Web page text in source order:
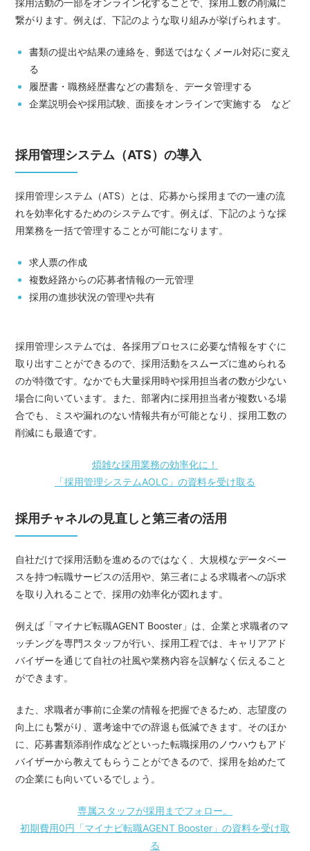
採用活動の一部をオンライン化することで、採用工数の削減に
繋がります。例えば、下記のような取り組みが挙げられます。
書類の提出や結果の連絡を、郵送ではなくメール対応に変え
る
履歴書・職務経歴書などの書類を、データ管理する
企業説明会や採用試験、面接をオンラインで実施する など
採用管理システム（ATS）の導入
採用管理システム（ATS）とは、応募から採用までの一連の流
れを効率化するためのシステムです。例えば、下記のような採
用業務を一括で管理することが可能になります。
求人票の作成
複数経路からの応募者情報の一元管理
採用の進捗状況の管理や共有
採用管理システムでは、各採用プロセスに必要な情報をすぐに
取り出すことができるので、採用活動をスムーズに進められる
のが特徴です。なかでも大量採用時や採用担当者の数が少ない
場合に向いています。また、部署内に採用担当者が複数いる場
合でも、ミスや漏れのない情報共有が可能となり、採用工数の
削減にも最適です。
煩雑な採用業務の効率化に！
「採用管理システムAOLC」の資料を受け取る
採用チャネルの見直しと第三者の活用
自社だけで採用活動を進めるのではなく、大規模なデータベー
スを持つ転職サービスの活用や、第三者による求職者への訴求
を取り入れることで、採用の効率化が図れます。
例えば「マイナビ転職AGENT Booster」は、企業と求職者のマ
ッチングを専門スタッフが行い、採用工程では、キャリアアド
バイザーを通じて自社の社風や業務内容を誤解なく伝えること
ができます。
また、求職者が事前に企業の情報を把握できるため、志望度の
向上にも繋がり、選考途中での辞退も低減できます。そのほか
に、応募書類添削作成などといった転職採用のノウハウもアド
バイザーから教えてもらうことができるので、採用を始めたて
の企業にも向いているでしょう。
専属スタッフが採用までフォロー。
初期費用0円「マイナビ転職AGENT Booster」の資料を受け取
る